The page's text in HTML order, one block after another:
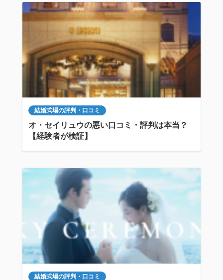
結婚式場の評判・口コミ
オ・セイリュウの悪い口コミ・評判は本当？
【経験者が検証】
結婚式場の評判・口コミ